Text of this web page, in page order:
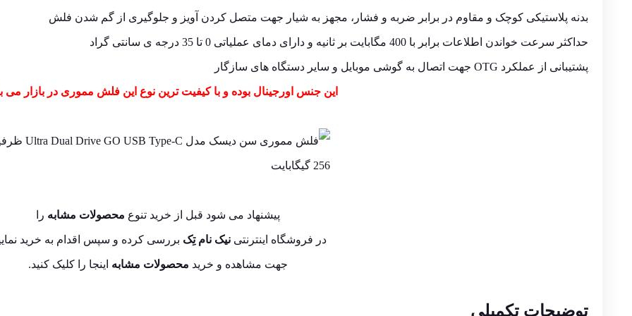
بدنه پلاستیکی کوچک و مقاوم در برابر ضربه و فشار، مجهز به شیار جهت متصل کردن آویز و جلوگیری از گم شدن فلش
حداکثر سرعت خواندن اطلاعات برابر با 400 مگابایت بر ثانیه و دارای دمای عملیاتی 0 تا 35 درجه ی سانتی گراد
پشتیبانی از عملکرد OTG جهت اتصال به گوشی موبایل و سایر دستگاه های سازگار
این جنس اورجینال بوده و با کیفیت ترین نوع این فلش مموری در بازار می
پیشنهاد می شود قبل از خرید تنوع محصولات مشابه را
در فروشگاه اینترنتی نیک نام تِک بررسی کرده و سپس اقدام به خرید
جهت مشاهده و خرید محصولات مشابه اینجا را کلیک کنید.
توضیحات تکمیلی